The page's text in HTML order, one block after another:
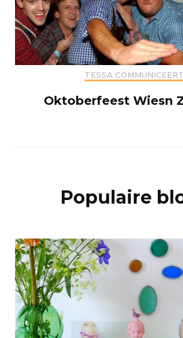
TESSA COMMUNICEERT
Oktoberfeest Wiesn
Populaire